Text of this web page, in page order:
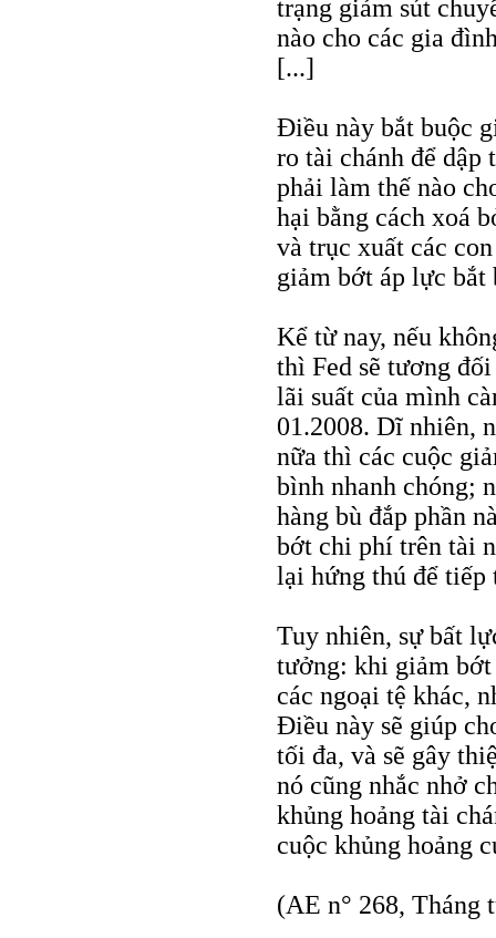
trạng giảm sút
nào cho các gia
[...]
Điều này bắt buộc
ro tài chánh để dập
phải làm thế nào
hại bằng cách xoá
và trục xuất các
giảm bớt áp lực bắt
Kể từ nay, nếu
thì Fed sẽ tương
lãi suất của mình
01.2008. Dĩ nhiên,
nữa thì các cuộc
bình nhanh chóng;
hàng bù đắp phần
bớt chi phí trên tài
lại hứng thú để
Tuy nhiên, sự bất
tưởng: khi giảm bớt
các ngoại tệ khác,
Điều này sẽ giúp
tối đa, và sẽ gây
nó cũng nhắc nhở
khủng hoảng tài
cuộc khủng hoảng
(AE n° 268, Tháng